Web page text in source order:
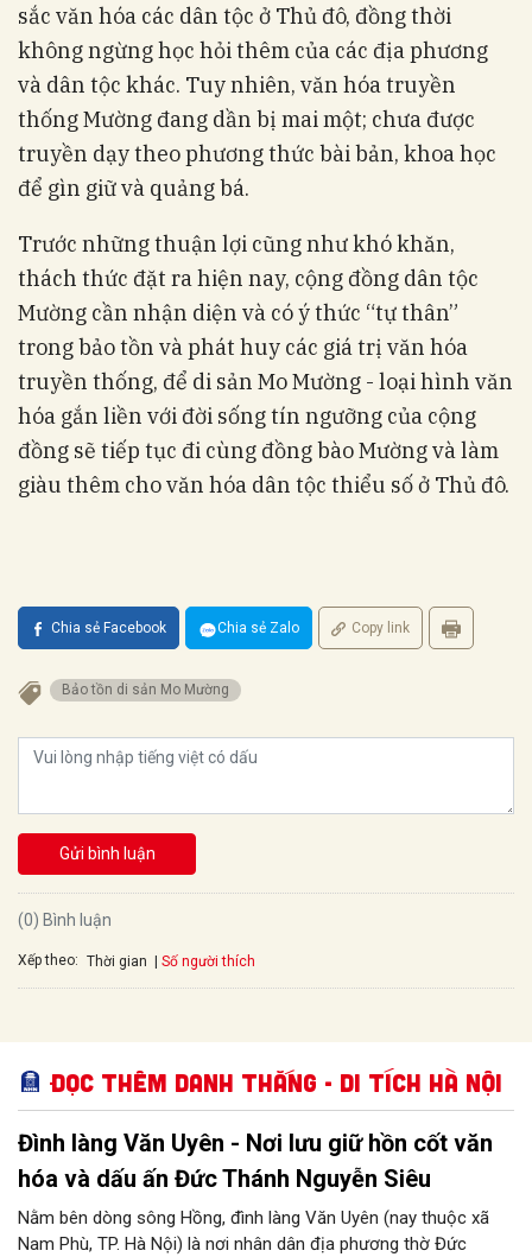
sắc văn hóa các dân tộc ở Thủ đô, đồng thời
không ngừng học hỏi thêm của các địa phương
và dân tộc khác. Tuy nhiên, văn hóa truyền
thống Mường đang dần bị mai một; chưa được
truyền dạy theo phương thức bài bản, khoa học
để gìn giữ và quảng bá.
Trước những thuận lợi cũng như khó khăn,
thách thức đặt ra hiện nay, cộng đồng dân tộc
Mường cần nhận diện và có ý thức “tự thân”
trong bảo tồn và phát huy các giá trị văn hóa
truyền thống, để di sản Mo Mường - loại hình văn
hóa gắn liền với đời sống tín ngưỡng của cộng
đồng sẽ tiếp tục đi cùng đồng bào Mường và làm
giàu thêm cho văn hóa dân tộc thiểu số ở Thủ đô.
Chia sẻ Facebook Chia sẻ Zalo Copy link
Bảo tồn di sản Mo Mường
Gửi bình luận
(0) Bình luận
Xếp theo: Thời gian Số người thích
Đọc thêm Danh thắng - Di tích Hà Nội
Đình làng Văn Uyên - Nơi lưu giữ hồn cốt văn
hóa và dấu ấn Đức Thánh Nguyễn Siêu
Nằm bên dòng sông Hồng, đình làng Văn Uyên (nay thuộc xã
Nam Phù, TP. Hà Nội) là nơi nhân dân địa phương thờ Đức